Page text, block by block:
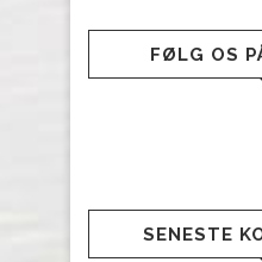
FØLG OS
SENESTE